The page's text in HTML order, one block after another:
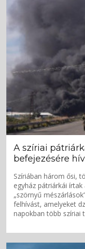
A szíriai
befejezésére
Szíriában három ősi,
egyház pátriárkái
„szörnyű
felhívást, amelyeket
napokban több szíriai